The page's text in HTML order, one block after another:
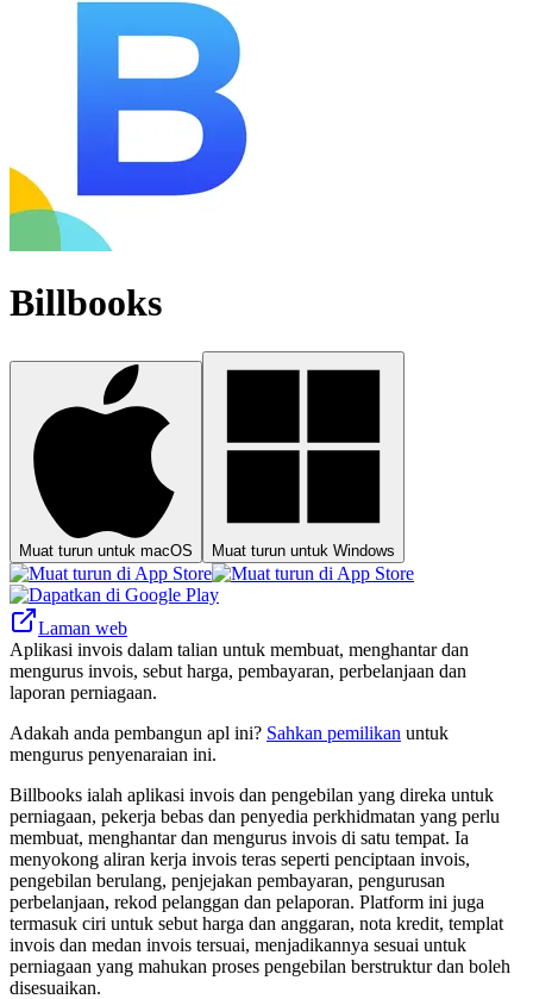
Billbooks
Muat turun untuk macOS Muat turun untuk Windows
Laman web
Aplikasi invois dalam talian untuk membuat, menghantar dan
mengurus invois, sebut harga, pembayaran, perbelanjaan dan
laporan perniagaan.
Adakah anda pembangun apl ini? Sahkan pemilikan untuk
mengurus penyenaraian ini.
Billbooks ialah aplikasi invois dan pengebilan yang direka untuk
perniagaan, pekerja bebas dan penyedia perkhidmatan yang perlu
membuat, menghantar dan mengurus invois di satu tempat. Ia
menyokong aliran kerja invois teras seperti penciptaan invois,
pengebilan berulang, penjejakan pembayaran, pengurusan
perbelanjaan, rekod pelanggan dan pelaporan. Platform ini juga
termasuk ciri untuk sebut harga dan anggaran, nota kredit, templat
invois dan medan invois tersuai, menjadikannya sesuai untuk
perniagaan yang mahukan proses pengebilan berstruktur dan boleh
disesuaikan.